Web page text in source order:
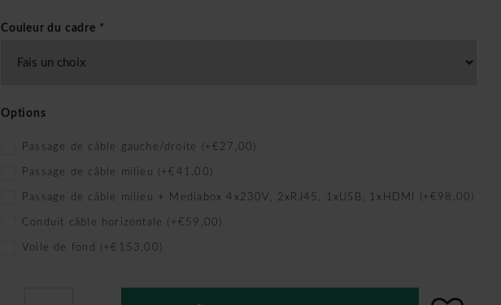
Couleur du cadre *
Options
Passage de câble gauche/droite (+€27,00)
Passage de câble milieu (+€41,00)
Passage de câble milieu + Mediabox 4x230V, 2xRJ45, 1xUSB, 1xHDMI (+€98,00)
Conduit câble horizontale (+€59,00)
Voile de fond (+€153,00)